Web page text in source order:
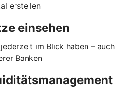
erstellen
einsehen
im Blick haben – auch
Banken